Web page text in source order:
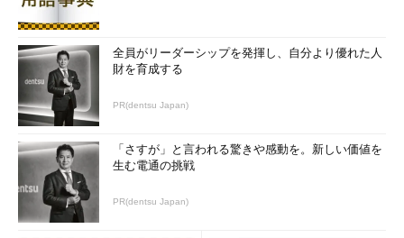
全員がリーダーシップを発揮し、自分より優れた人
財を育成する
PR(dentsu Japan)
「さすが」と言われる驚きや感動を。新しい価値を
生む電通の挑戦
PR(dentsu Japan)